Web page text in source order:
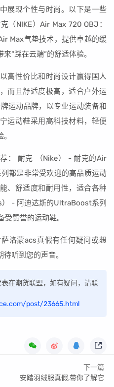
展现个性与时尚。以下是一些
（NIKE）Air Max 720 OBJ：
Max气垫技术，提供卓越的缓
“踩在云端”的舒适体验。
高性价比和时尚设计赢得国人
而且舒适度极高，适合户外运
运动品牌，以专业运动装备和
运动鞋采用高科技材料，轻便
： 耐克 （Nike） - 耐克的Air
都是非常受欢迎的高品质运动
、舒适度和耐用性，适合各种
- 阿迪达斯的UltraBoost系列
赞誉的运动鞋。
洛蒙acs真假有任何疑问或想
听到您的声音。
在潮货联盟，如有疑问，请联
post/23665.html
下一篇
安踏羽绒服真假,带你了解它